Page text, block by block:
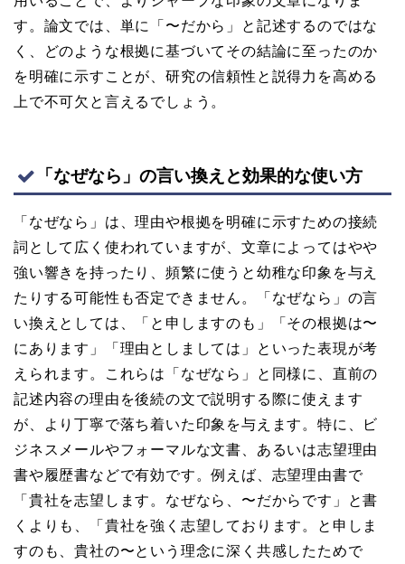
す。論文では、単に「〜だから」と記述するのではな
く、どのような根拠に基づいてその結論に至ったのか
を明確に示すことが、研究の信頼性と説得力を高める
上で不可欠と言えるでしょう。
「なぜなら」の言い換えと効果的な使い方
「なぜなら」は、理由や根拠を明確に示すための接続
詞として広く使われていますが、文章によってはやや
強い響きを持ったり、頻繁に使うと幼稚な印象を与え
たりする可能性も否定できません。「なぜなら」の言
い換えとしては、「と申しますのも」「その根拠は〜
にあります」「理由としましては」といった表現が考
えられます。これらは「なぜなら」と同様に、直前の
記述内容の理由を後続の文で説明する際に使えます
が、より丁寧で落ち着いた印象を与えます。特に、ビ
ジネスメールやフォーマルな文書、あるいは志望理由
書や履歴書などで有効です。例えば、志望理由書で
「貴社を志望します。なぜなら、〜だからです」と書
くよりも、「貴社を強く志望しております。と申しま
すのも、貴社の〜という理念に深く共感したためで